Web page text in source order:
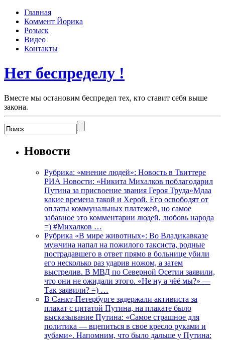
Главная
Коммент Йорика
Розыск
Видео
Контакты
Нет беспределу !
Вместе мы остановим беспредел тех, кто ставит себя выше
закона.
Новости
Рубрика: «мнение людей»: Новость в Твиттере
РИА Новости: «Никита Михалков поблагодарил
Путина за присвоение звания Героя Труда»Мдаа
какие времена такой и Херой. Его освободят от
оплаты коммунальных платежей, но самое
забавное это комментарии людей, любовь народа
=) #Михалков …
Рубрика «В мире животных»: Во Владикавказе
мужчина напал на пожилого таксиста, родные
пострадавшего в ответ прямо в больнице убили
его несколько раз ударив ножом, а затем
выстрелив. В МВД по Северной Осетии заявили,
что они не ожидали этого. «Не ну а чёё мы?» —
Так заявили? =) …
В Санкт-Петербурге задержали активиста за
плакат с цитатой Путина, на плакате было
высказывание Путина: «Самое страшное для
политика — вцепиться в свое кресло руками и
зубами». Напомним, что было дальше у Путина: